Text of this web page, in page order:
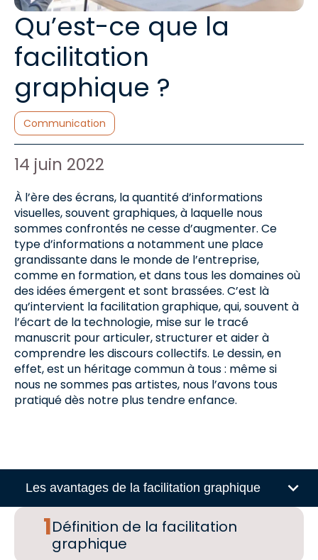
Qu’est-ce que la
facilitation
graphique ?
Catégories :
Communication
Auteur de l'article :
Date de publication :
14 juin 2022
À l’ère des écrans, la quantité d’informations
visuelles, souvent graphiques, à laquelle nous
sommes confrontés ne cesse d’augmenter. Ce
type d’informations a notamment une place
grandissante dans le monde de l’entreprise,
comme en formation, et dans tous les domaines où
des idées émergent et sont brassées. C’est là
qu’intervient la facilitation graphique, qui, souvent à
l’écart de la technologie, mise sur le tracé
manuscrit pour articuler, structurer et aider à
comprendre les discours collectifs. Le dessin, en
effet, est un héritage commun à tous : même si
nous ne sommes pas artistes, nous l’avons tous
pratiqué dès notre plus tendre enfance.
Définition de la facilitation
graphique
Les avantages de la facilitation graphique